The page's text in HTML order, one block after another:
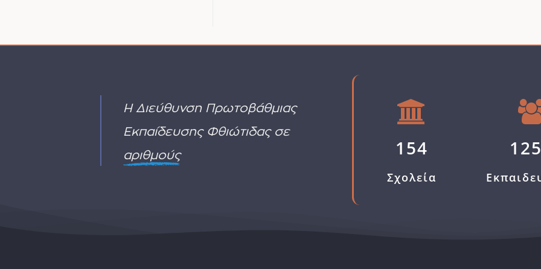
ΤΟΠΟΘΕΤΗΣΗ
Η Διεύθυνση Πρωτοβάθμιας
Εκπαίδευσης Φθιώτιδας σε
αριθμούς
154
Σχολεία